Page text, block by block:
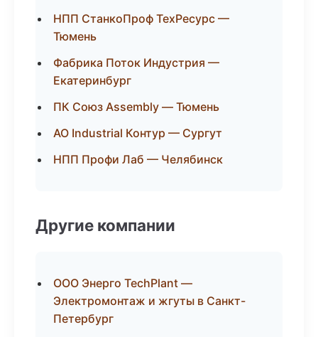
НПП СтанкоПроф ТехРесурс —
Тюмень
Фабрика Поток Индустрия —
Екатеринбург
ПК Союз Assembly — Тюмень
АО Industrial Контур — Сургут
НПП Профи Лаб — Челябинск
Другие компании
ООО Энерго TechPlant —
Электромонтаж и жгуты в Санкт-
Петербург